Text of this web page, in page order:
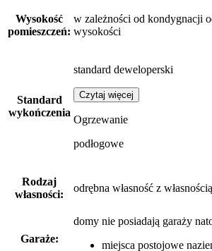
Wysokość
pomieszczeń:
w zależności od kondygnacji
wysokości
Standard
wykończenia
standard deweloperski
Czytaj więcej
Ogrzewanie
podłogowe
Rodzaj
własności:
odrębna własność z
Garaże:
domy nie posiadają garaży
miejsca postojowe